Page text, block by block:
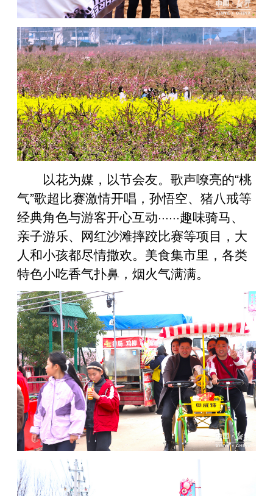
以花为媒，以节会友。歌声嘹亮的“桃
气”歌超比赛激情开唱，孙悟空、猪八戒等
经典角色与游客开心互动······趣味骑马、
亲子游乐、网红沙滩摔跤比赛等项目，大
人和小孩都尽情撒欢。美食集市里，各类
特色小吃香气扑鼻，烟火气满满。